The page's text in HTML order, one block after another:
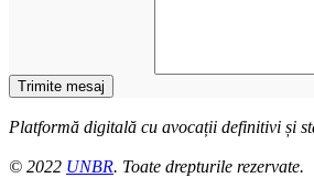
Trimite mesaj
Platformă digitală cu avocații definitivi și
© 2022 UNBR. Toate drepturile rezervate.